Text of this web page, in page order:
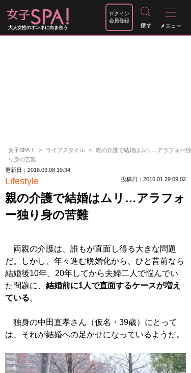
大人女性のホンネに向き合う
ログイン
会員登録
女子SPA！ ライフスタイル
親の介護で結婚はムリ…アラフォー独
り身の苦難
更新日：2016.03.08 19:34
Lifestyle 投稿日：2016.01.29 09:02
親の介護で結婚はムリ…アラフォ
ー独り身の苦難
両親の介護は、誰もが直面し得る大きな問題
だ。しかし、年々進む晩婚化から、ひと昔前なら
結婚後10年、20年してから夫婦二人で悩んでい
た問題に、 結婚前に1人で直面するケースが増え
ている。
独身の中田直孝さん（仮名・39歳）にとって
は、それが結婚への足かせになっているようだ。